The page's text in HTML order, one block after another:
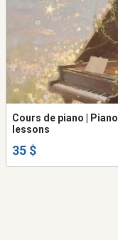
Cours de piano | Piano
lessons
35 $